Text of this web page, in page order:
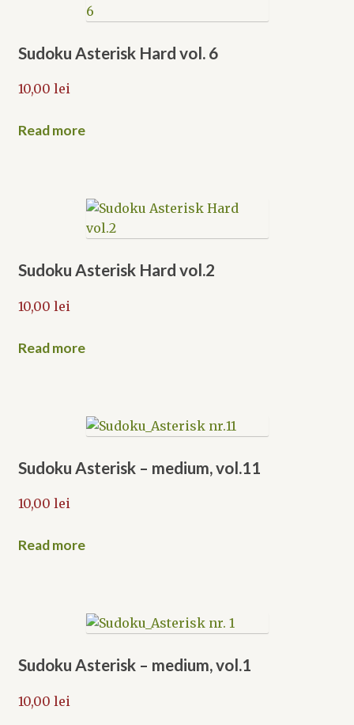
Sudoku Asterisk Hard vol. 6
10,00 lei
Read more
Sudoku Asterisk Hard vol.2
10,00 lei
Read more
Sudoku Asterisk – medium, vol.11
10,00 lei
Read more
Sudoku Asterisk – medium, vol.1
10,00 lei